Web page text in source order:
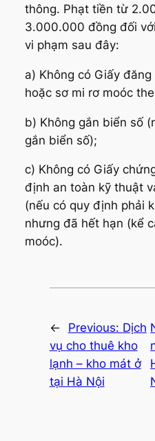
thông. Phạt tiền từ
3.000.000 đồng đối
vi phạm sau đây:
a) Không có Giấy
hoặc sơ mi rơ moóc
b) Không gắn biển số
gắn biển số);
c) Không có Giấy
định an toàn kỹ thuật
(nếu có quy định phải
nhưng đã hết hạn (kể
moóc).
← Previous: Dịch
vụ cho thuê kho
lạnh – kho mát ở
tại Hà Nội